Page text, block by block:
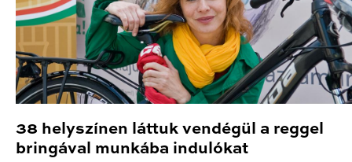
38 helyszínen láttuk vendégül a reggel
bringával munkába indulókat